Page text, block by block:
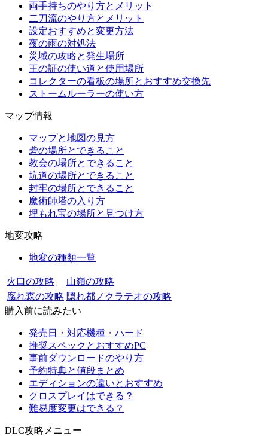
両手持ちのやり方とメリット
二刀流のやり方とメリット
設定おすすめと変更方法
夜の雨の対処法
災域の攻略と発生場所
王の証の使い道と使用場所
コレクターの看板の場所とおすすめ交換先
ストームルーラーの使い方
マップ情報
マップと地図の見方
砦の場所とできること
教会の場所とできること
坑道の場所とできること
封牢の場所とできること
魔術師塔の入り方
埋もれ宝の場所と見つけ方
地変攻略
地変の種類一覧
火口の攻略
山嶺の攻略
腐れ森の攻略 隠れ都ノクラテオの攻略
購入前に読みたい
発売日・対応機種・ハード
推奨スペックとおすすめPC
事前ダウンロードのやり方
予約特典と値段まとめ
エディションの違いとおすすめ
クロスプレイはできる？
難易度変更はできる？
DLC攻略メニュー